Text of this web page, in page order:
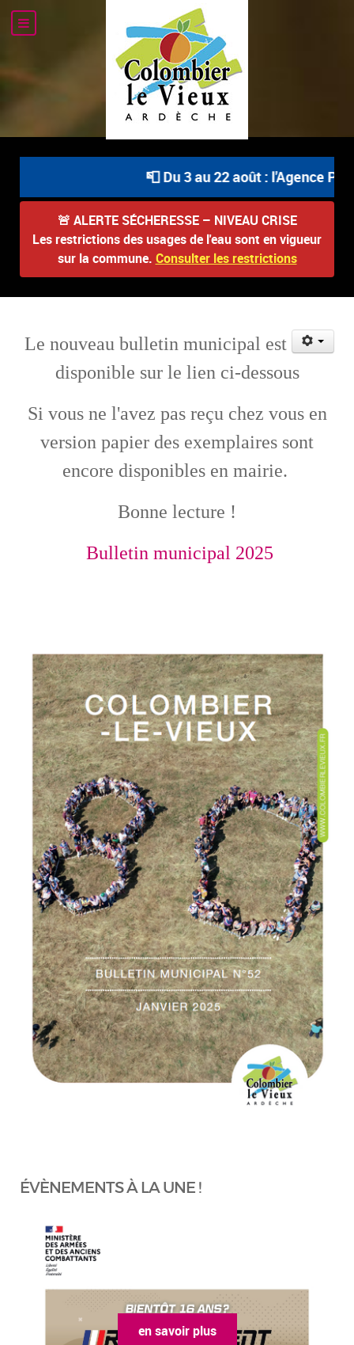
📮 Du 3 au 22 août : l'Agence
🚨 ALERTE SÉCHERESSE – NIVEAU CRISE
Les restrictions des usages de l'eau sont en vigueur
sur la commune. Consulter les restrictions
Le nouveau bulletin municipal est
disponible sur le lien ci-dessous
Si vous ne l'avez pas reçu chez vous en
version papier des exemplaires sont
encore disponibles en mairie.
Bonne lecture !
Bulletin municipal 2025
ÉVÈNEMENTS À LA UNE !
en savoir plus